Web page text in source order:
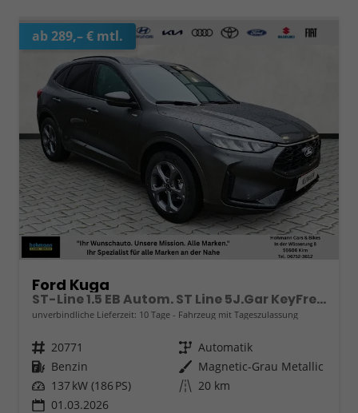
ab 289,– € mtl.
Ford Kuga
ST-Line 1.5 EB Autom. ST Line 5J.Gar KeyFree Kamera
unverbindliche Lieferzeit: 10 Tage Fahrzeug mit Tageszulassung
Fahrzeugnr. 20771 Getriebe Automatik
Kraftstoff Benzin Außenfarbe Magnetic-Grau Metallic
Leistung 137 kW (186 PS) Kilometerstand 20 km
01.03.2026